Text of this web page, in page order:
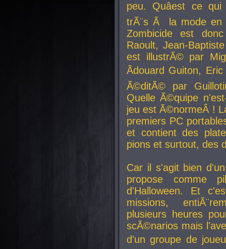
peu. Quâest ce
trÃ¨s Ã la mode en
Zombicide est
Raoult, Jean-
est illustrÃ© par
Ãdouard Guiton,
Ã©ditÃ© par
Quelle Ã©quipe
jeu est Ã©normeÂ !
premiers PC
et contient des
pions et surtout, des
Car il s'agit bien
propose comme
d'Halloween. Et
missions,
plusieurs heures
scÃ©narios mais
d'un groupe de